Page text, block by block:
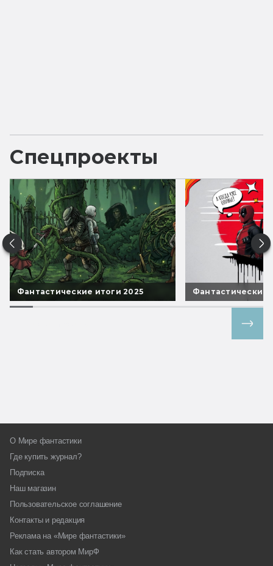
Спецпроекты
Фантастические итоги 2025 Фантастические
О Мире фантастики
Где купить журнал?
Подписка
Наш магазин
Пользовательское соглашение
Контакты и редакция
Реклама на «Мире фантастики»
Как стать автором МирФ